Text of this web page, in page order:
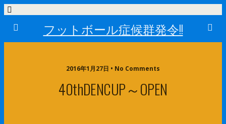
フットボール症候群発令!!
2016年1月27日 • No Comments
40thDENCUP～OPEN